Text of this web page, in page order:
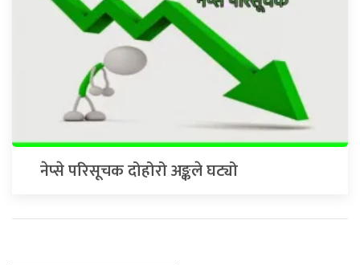
नेप्से परिसूचक दोहोरो अङ्कले घट्यो